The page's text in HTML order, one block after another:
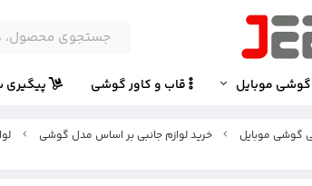
گوشی موبایل قاب و کاور گوشی
گوشی موبایل خرید لوازم جانبی بر اساس مدل گوشی